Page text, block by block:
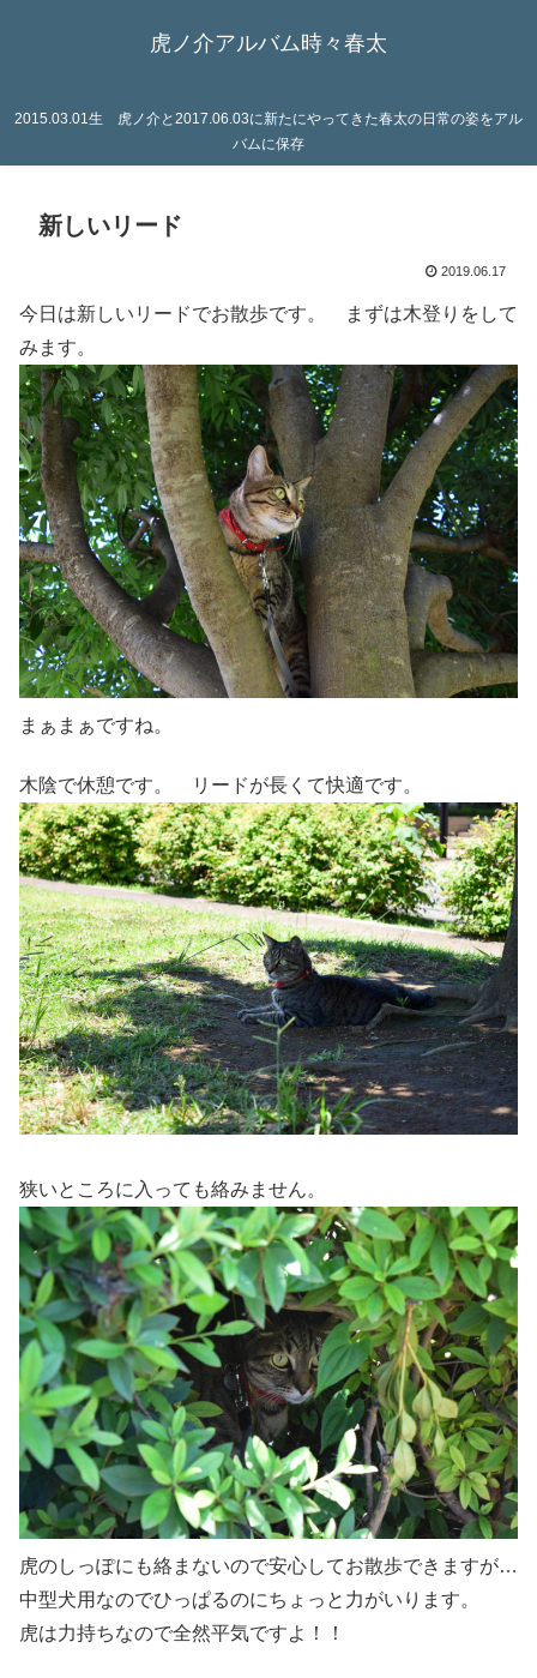
虎ノ介アルバム時々春太
2015.03.01生 虎ノ介と2017.06.03に新たにやってきた春太の日常の姿をアル
バムに保存
新しいリード
2019.06.17
今日は新しいリードでお散歩です。 まずは木登りをして
みます。
まぁまぁですね。
木陰で休憩です。 リードが長くて快適です。
狭いところに入っても絡みません。
虎のしっぽにも絡まないので安心してお散歩できますが…
中型犬用なのでひっぱるのにちょっと力がいります。
虎は力持ちなので全然平気ですよ！！